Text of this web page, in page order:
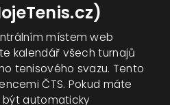
místem web
kalendář všech turnajů
tenisového svazu. Tento
ČTS. Pokud máte
být automaticky